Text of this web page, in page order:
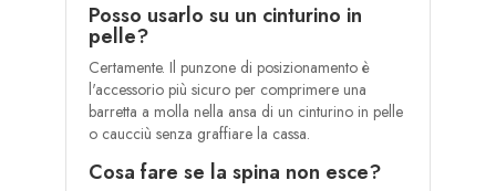
Posso usarlo su un cinturino in
pelle?
Certamente. Il punzone di posizionamento è
l'accessorio più sicuro per comprimere una
barretta a molla nella ansa di un cinturino in pelle
o caucciù senza graffiare la cassa.
Cosa fare se la spina non esce?